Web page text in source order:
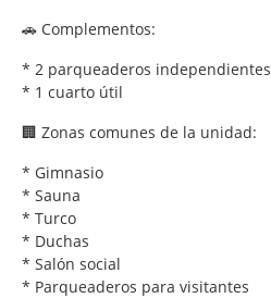
🚗 Complementos:
* 2 parqueaderos independientes
* 1 cuarto útil
🏢 Zonas comunes de la unidad:
* Gimnasio
* Sauna
* Turco
* Duchas
* Salón social
* Parqueaderos para visitantes